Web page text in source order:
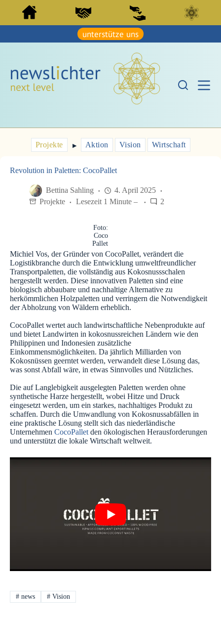
m
n
l
t
s
g
unterstütze uns
Projekte ▶︎ Aktion Vision Wirtschaft
Revolution in Paletten: CocoPallet
Bettina Sahling
4. April 2025
Projekte
Lesezeit 1 Minute – 2
Foto:
Coco
Pallet
Michiel Vos, der Gründer von CocoPallet, verändert die
Logistikbranche durch die Entwicklung umweltfreundlicher
Transportpaletten, die vollständig aus Kokosnussschalen
hergestellt werden. Diese innovativen Paletten sind eine
biologisch abbaubare und nachhaltige Alternative zu
herkömmlichen Holzpaletten und verringern die Notwendigkeit
der Abholzung von Wäldern erheblich.
CocoPallet wertet auch landwirtschaftliche Nebenprodukte auf
und bietet Landwirten in kokosnussreichen Ländern wie den
Philippinen und Indonesien zusätzliche
Einkommensmöglichkeiten. Da jährlich Milliarden von
Kokosnüssen geerntet werden, verwandelt diese Lösung das,
was sonst Abfall wäre, in etwas Sinnvolles und Nützliches.
Die auf Langlebigkeit ausgelegten Paletten werden ohne
synthetische Harze hergestellt, wobei Hitze und Druck
eingesetzt werden, um ein starkes, nachhaltiges Produkt zu
schaffen. Durch die Umwandlung von Kokosnussabfällen in
eine praktische Lösung stellt sich das niederländische
Unternehmen CocoPallet den ökologischen Herausforderungen
und unterstützt die lokale Wirtschaft weltweit.
#news #Vision